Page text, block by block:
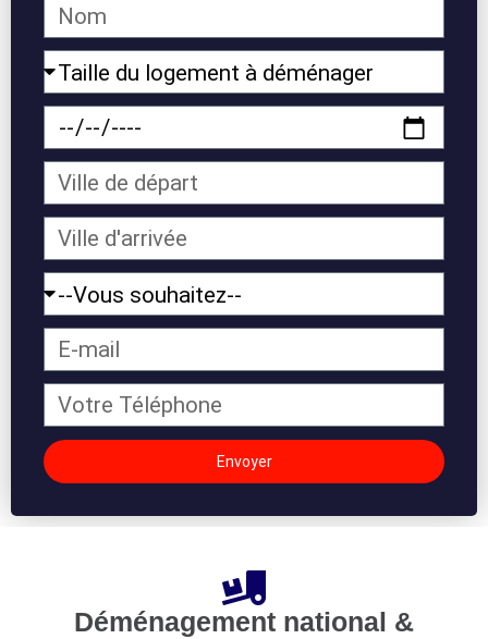
prénom
logement
déménager
déménagement
Départ
d'arrivée
souhaitez
Envoyer
Déménagement national &